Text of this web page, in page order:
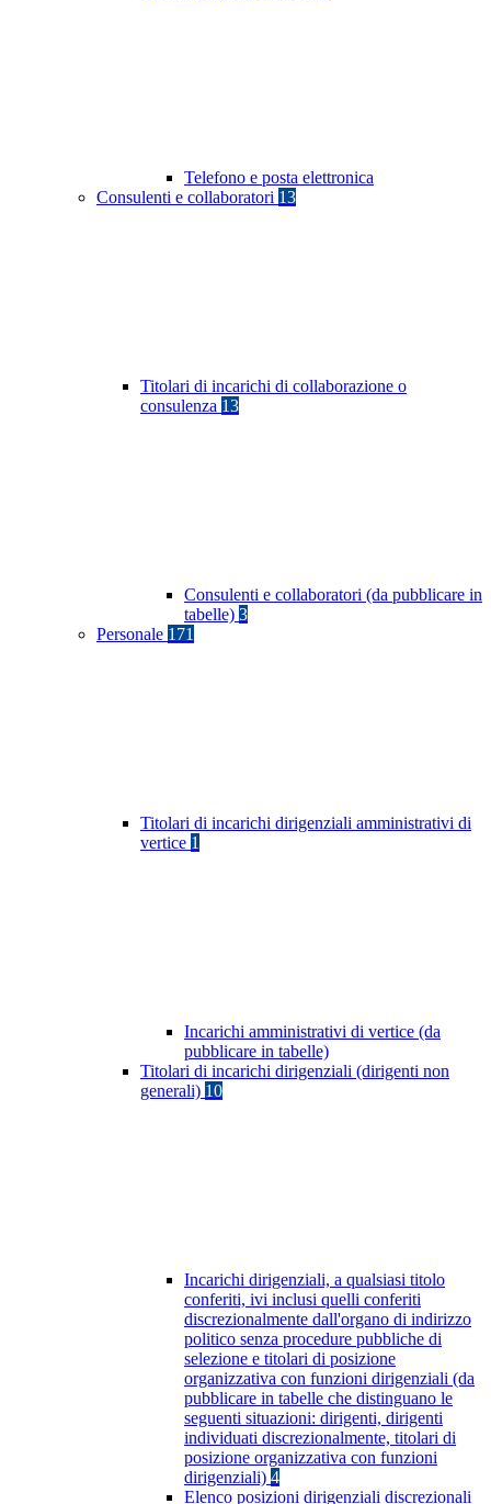
Telefono e posta elettronica
Consulenti e collaboratori 13
Titolari di incarichi di collaborazione o
consulenza 13
Consulenti e collaboratori (da pubblicare in
tabelle) 3
Personale 171
Titolari di incarichi dirigenziali amministrativi di
vertice 1
Incarichi amministrativi di vertice (da
pubblicare in tabelle)
Titolari di incarichi dirigenziali (dirigenti non
generali) 10
Incarichi dirigenziali, a qualsiasi titolo
conferiti, ivi inclusi quelli conferiti
discrezionalmente dall'organo di indirizzo
politico senza procedure pubbliche di
selezione e titolari di posizione
organizzativa con funzioni dirigenziali (da
pubblicare in tabelle che distinguano le
seguenti situazioni: dirigenti, dirigenti
individuati discrezionalmente, titolari di
posizione organizzativa con funzioni
dirigenziali) 4
Elenco posizioni dirigenziali discrezionali